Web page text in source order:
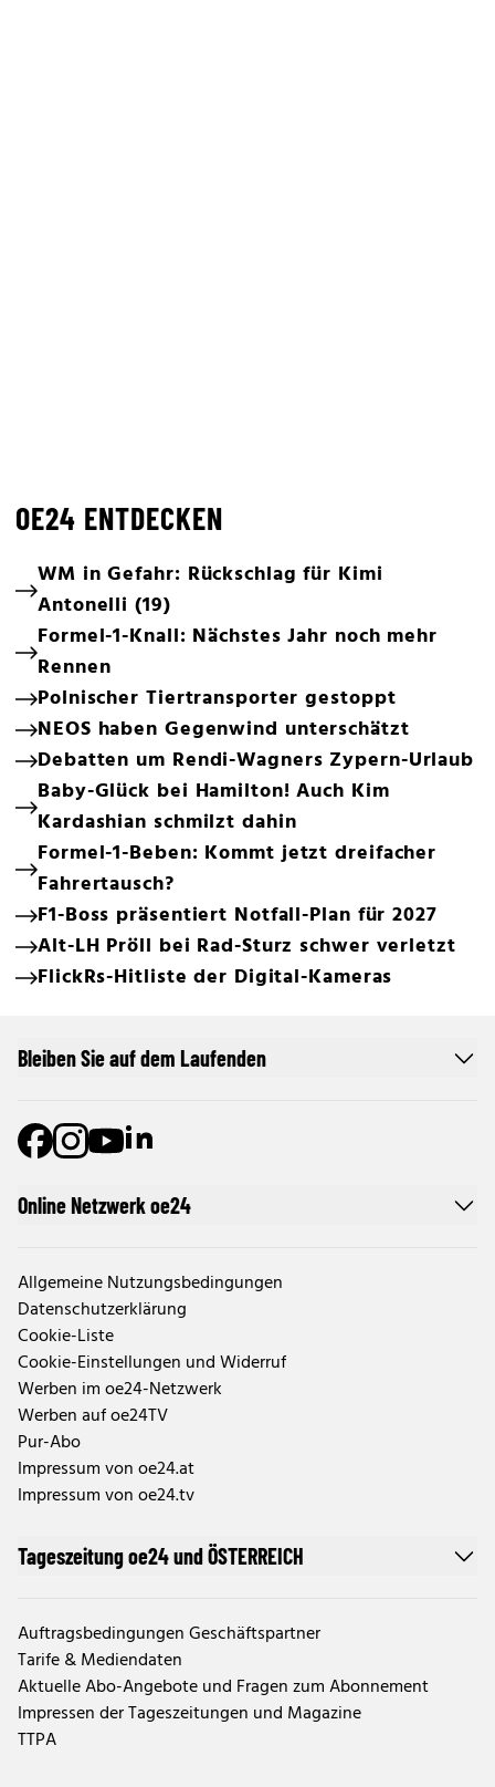
OE24 ENTDECKEN
WM in Gefahr: Rückschlag für Kimi
Antonelli (19)
Formel-1-Knall: Nächstes Jahr noch mehr
Rennen
Polnischer Tiertransporter gestoppt
NEOS haben Gegenwind unterschätzt
Debatten um Rendi-Wagners Zypern-Urlaub
Baby-Glück bei Hamilton! Auch Kim
Kardashian schmilzt dahin
Formel-1-Beben: Kommt jetzt dreifacher
Fahrertausch?
F1-Boss präsentiert Notfall-Plan für 2027
Alt-LH Pröll bei Rad-Sturz schwer verletzt
FlickRs-Hitliste der Digital-Kameras
Online Netzwerk oe24
Allgemeine Nutzungsbedingungen
Datenschutzerklärung
Cookie-Liste
Cookie-Einstellungen und Widerruf
Werben im oe24-Netzwerk
Werben auf oe24TV
Pur-Abo
Impressum von oe24.at
Impressum von oe24.tv
Tageszeitung oe24 und ÖSTERREICH
Auftragsbedingungen Geschäftspartner
Tarife & Mediendaten
Aktuelle Abo-Angebote und Fragen zum Abonnement
Impressen der Tageszeitungen und Magazine
TTPA
Bleiben Sie auf dem Laufenden